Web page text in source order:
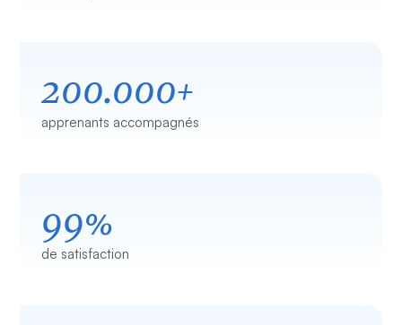
200.000+
apprenants accompagnés
99%
de satisfaction